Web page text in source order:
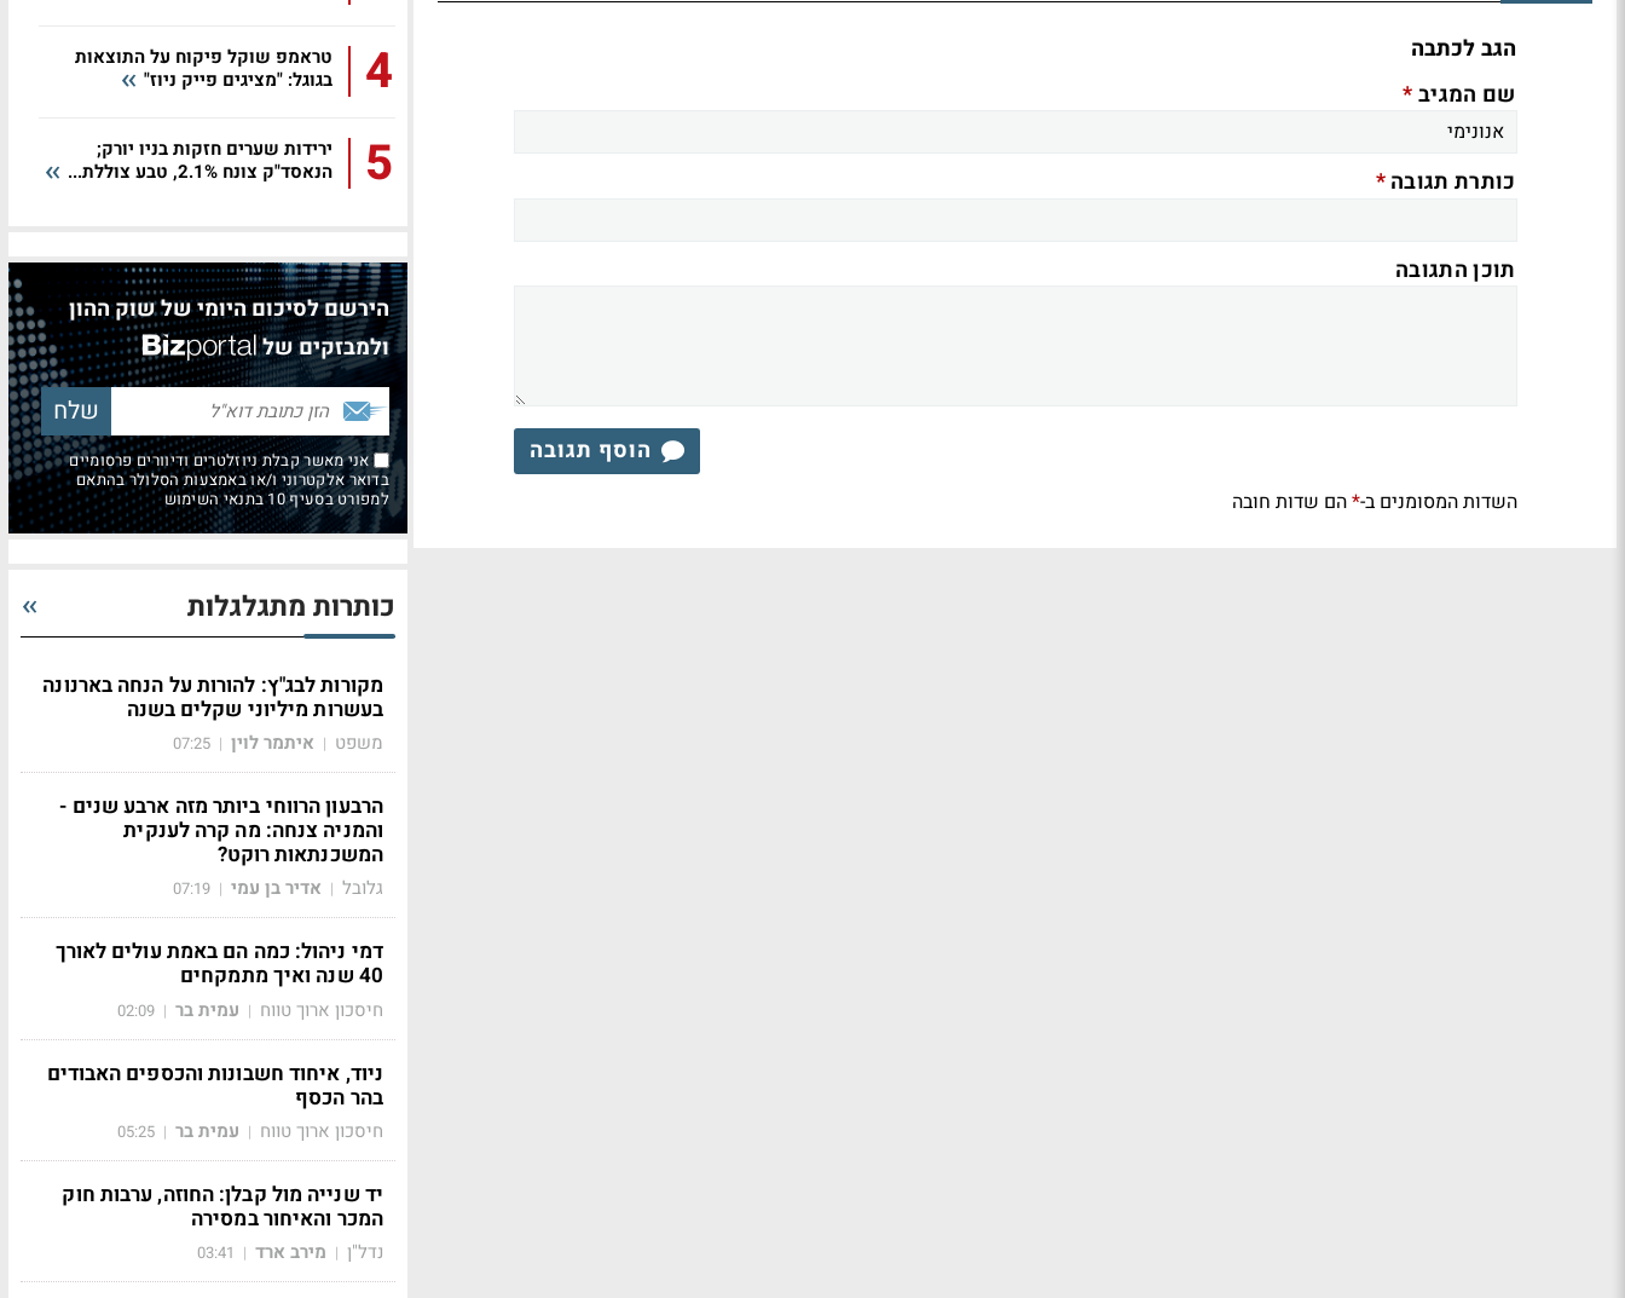
הגב לכתבה
שם המגיב*
כותרת תגובה*
תוכן התגובה
הוסף תגובה
השדות המסומנים ב-*הם שדות חובה
4
טראמפ שוקל פיקוח על התוצאות
בגוגל: "מציגים פייק ניוז"
5
ירידות שערים חזקות בניו יורק;
הנאסד"ק צונח 2.1%, טבע צוללת...
הירשם לסיכום היומי של שוק ההון
ולמבזקים של
אני מאשר קבלת ניוזלטרים ודיוורים פרסומיים
בדואר אלקטרוני ו/או באמצעות הסלולר בהתאם
למפורט בסעיף 10 בתנאי השימוש
כותרות מתגלגלות
מקורות לבג"ץ: להורות על הנחה בארנונה
בעשרות מיליוני שקלים בשנה
משפט | איתמר לוין |
07:25
הרבעון הרווחי ביותר מזה ארבע שנים -
והמניה צנחה: מה קרה לענקית
המשכנתאות רוקט?
גלובל | אדיר בן עמי |
07:19
דמי ניהול: כמה הם באמת עולים לאורך
40 שנה ואיך מתמקחים
חיסכון ארוך טווח | עמית בר |
02:09
ניוד, איחוד חשבונות והכספים האבודים
בהר הכסף
חיסכון ארוך טווח | עמית בר |
05:25
יד שנייה מול קבלן: החוזה, ערבות חוק
המכר והאיחור במסירה
נדל"ן | מירב ארד |
03:41